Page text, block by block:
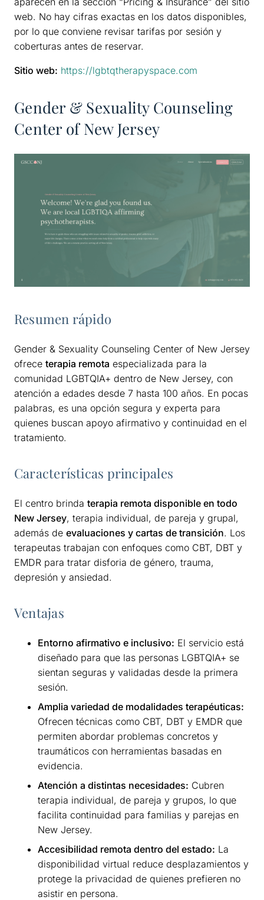
web. No hay cifras exactas en los datos disponibles,
por lo que conviene revisar tarifas por sesión y
coberturas antes de reservar.
Sitio web: https://lgbtqtherapyspace.com
Gender & Sexuality Counseling
Center of New Jersey
Resumen rápido
Gender & Sexuality Counseling Center of New Jersey
ofrece terapia remota especializada para la
comunidad LGBTQIA+ dentro de New Jersey, con
atención a edades desde 7 hasta 100 años. En pocas
palabras, es una opción segura y experta para
quienes buscan apoyo afirmativo y continuidad en el
tratamiento.
Características principales
El centro brinda terapia remota disponible en todo
New Jersey, terapia individual, de pareja y grupal,
además de evaluaciones y cartas de transición. Los
terapeutas trabajan con enfoques como CBT, DBT y
EMDR para tratar disforia de género, trauma,
depresión y ansiedad.
Ventajas
Entorno afirmativo e inclusivo: El servicio está
diseñado para que las personas LGBTQIA+ se
sientan seguras y validadas desde la primera
sesión.
Amplia variedad de modalidades terapéuticas:
Ofrecen técnicas como CBT, DBT y EMDR que
permiten abordar problemas concretos y
traumáticos con herramientas basadas en
evidencia.
Atención a distintas necesidades: Cubren
terapia individual, de pareja y grupos, lo que
facilita continuidad para familias y parejas en
New Jersey.
Accesibilidad remota dentro del estado: La
disponibilidad virtual reduce desplazamientos y
protege la privacidad de quienes prefieren no
asistir en persona.